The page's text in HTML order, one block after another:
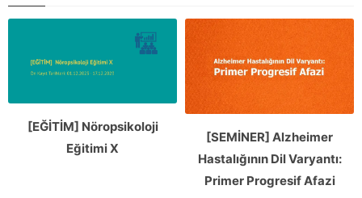
[EĞİTİM] Nöropsikoloji
Eğitimi X
[SEMİNER] Alzheimer
Hastalığının Dil Varyantı:
Primer Progresif Afazi